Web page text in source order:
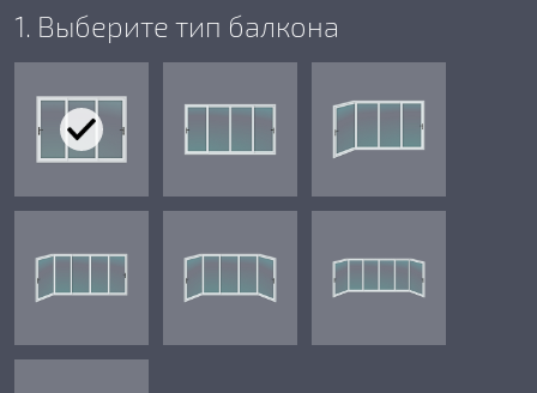
1. Выберите тип балкона